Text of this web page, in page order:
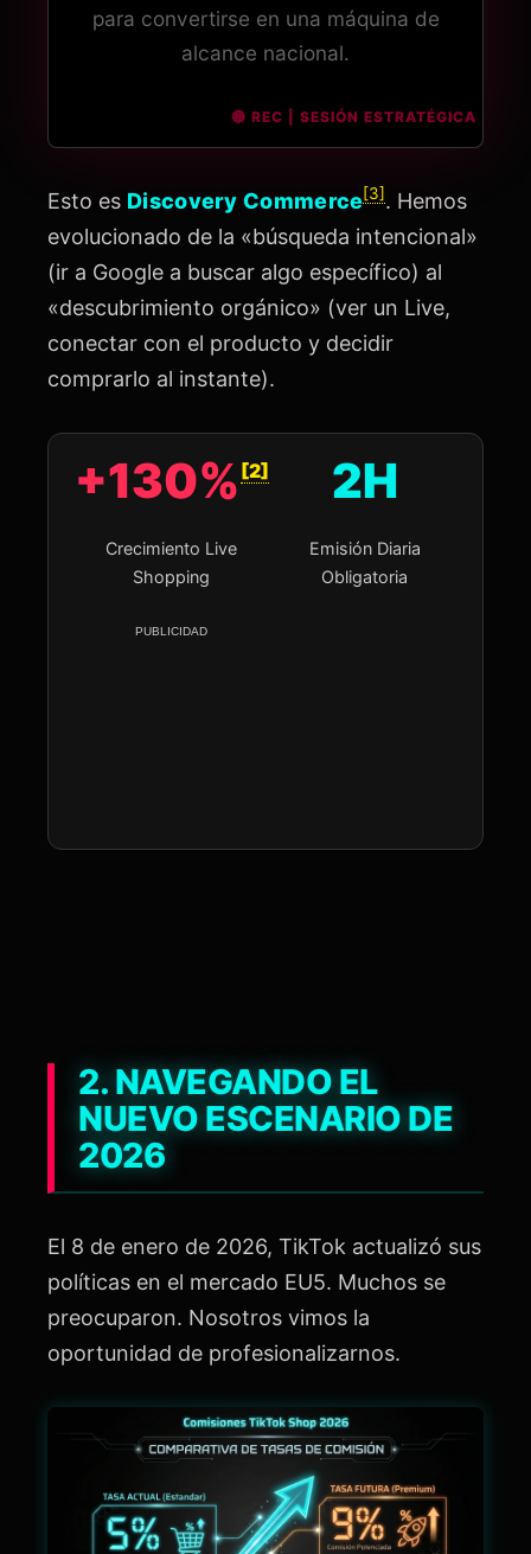
para convertirse en una máquina de
alcance nacional.
Esto es Discovery Commerce[3]. Hemos
evolucionado de la «búsqueda intencional»
(ir a Google a buscar algo específico) al
«descubrimiento orgánico» (ver un Live,
conectar con el producto y decidir
comprarlo al instante).
+130% [2]
Crecimiento Live
Shopping
PUBLICIDAD
2H
Emisión Diaria
Obligatoria
2. NAVEGANDO EL
NUEVO ESCENARIO DE
2026
El 8 de enero de 2026, TikTok actualizó sus
políticas en el mercado EU5. Muchos se
preocuparon. Nosotros vimos la
oportunidad de profesionalizarnos.